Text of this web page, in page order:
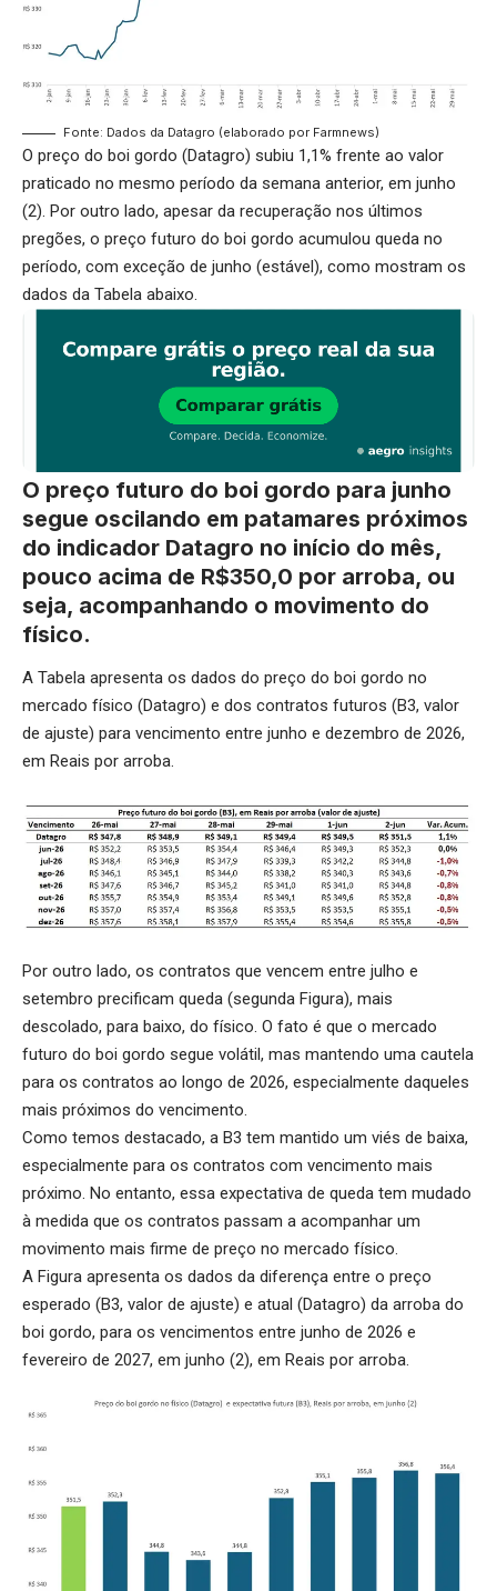
Fonte: Dados da Datagro (elaborado por Farmnews)
O preço do boi gordo (Datagro) subiu 1,1% frente ao valor
praticado no mesmo período da semana anterior, em junho
(2). Por outro lado, apesar da recuperação nos últimos
pregões, o preço futuro do boi gordo acumulou queda no
período, com exceção de junho (estável), como mostram os
dados da Tabela abaixo.
O preço futuro do boi gordo para junho
segue oscilando em patamares próximos
do indicador Datagro no início do mês,
pouco acima de R$350,0 por arroba, ou
seja, acompanhando o movimento do
físico.
A Tabela apresenta os dados do preço do boi gordo no
mercado físico (Datagro) e dos contratos futuros (B3, valor
de ajuste) para vencimento entre junho e dezembro de 2026,
em Reais por arroba.
Por outro lado, os contratos que vencem entre julho e
setembro precificam queda (segunda Figura), mais
descolado, para baixo, do físico. O fato é que o mercado
futuro do boi gordo segue volátil, mas mantendo uma cautela
para os contratos ao longo de 2026, especialmente daqueles
mais próximos do vencimento.
Como temos destacado, a B3 tem mantido um viés de baixa,
especialmente para os contratos com vencimento mais
próximo. No entanto, essa expectativa de queda tem mudado
à medida que os contratos passam a acompanhar um
movimento mais firme de preço no mercado físico.
A Figura apresenta os dados da diferença entre o preço
esperado (B3, valor de ajuste) e atual (Datagro) da arroba do
boi gordo, para os vencimentos entre junho de 2026 e
fevereiro de 2027, em junho (2), em Reais por arroba.